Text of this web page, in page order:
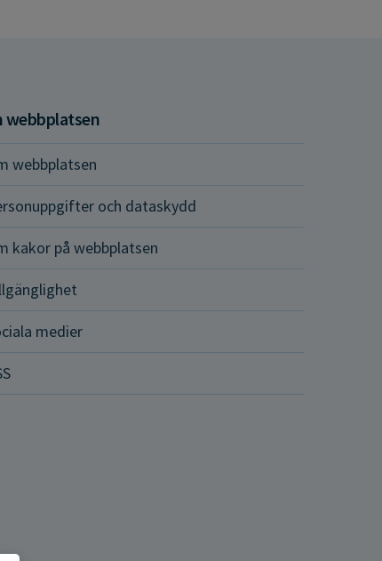
webbplatsen
webbplatsen
och dataskydd
kakor på webbplatsen
medier